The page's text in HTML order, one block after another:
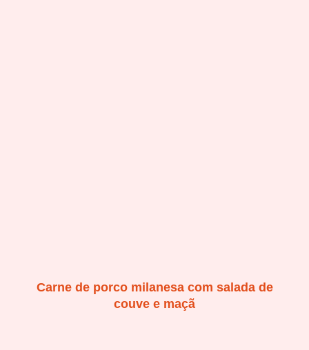
Carne de porco milanesa com salada de
couve e maçã